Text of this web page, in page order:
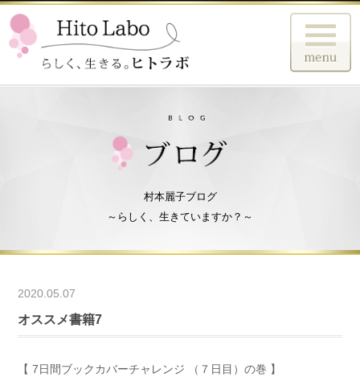
村本麗子ブログ
～らしく、生きていますか？～
2020.05.07
オススメ書籍7
【 7日間ブックカバーチャレンジ （７日目）の巻 】